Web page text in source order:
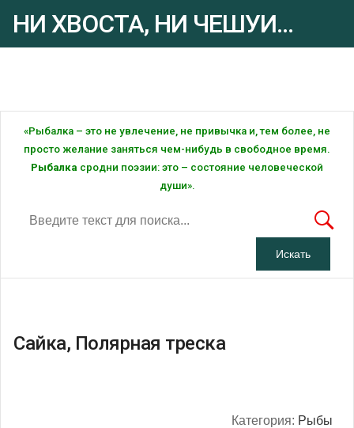
НИ ХВОСТА, НИ ЧЕШУИ...
«Рыбалка – это не увлечение, не привычка и, тем более, не
просто желание заняться чем-нибудь в свободное время.
Рыбалка сродни поэзии: это – состояние человеческой
души».
Сайка, Полярная треска
Категория: Рыбы